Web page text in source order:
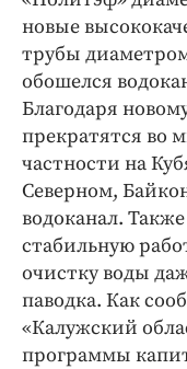
Спорт
Экономика и
ПРОЕКТЫ
Блоги
Издания
Интересное
Клиника года
Бренд года
новые
трубы
обошелся
Благодаря
прекратятся во
частности на
Северном,
водоканал.
стабильную
очистку воды
паводка. Как
«Калужский
программы